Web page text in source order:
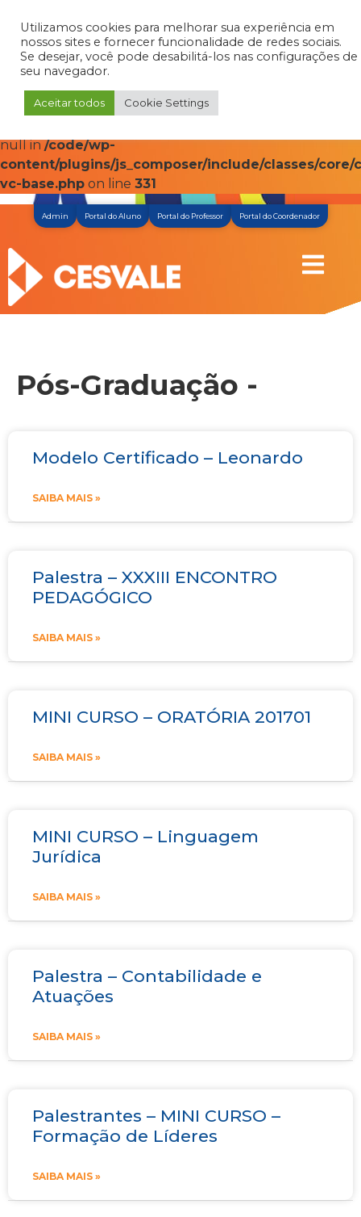
Warning: Attempt to read property "post_content" on
null in/code/wp-
content/plugins/js_composer/include/classes/core/
vc-base.phpon line331
null in/code/wp-
content/plugins/js_composer/include/classes/core/
vc-base.php on line 331
Admin Portal do Aluno Portal do Professor Portal do Coordenador
Pós-Graduação -
Modelo Certificado – Leonardo
SAIBA MAIS »
Palestra – XXXIII ENCONTRO
PEDAGÓGICO
SAIBA MAIS »
MINI CURSO – ORATÓRIA 201701
SAIBA MAIS »
MINI CURSO – Linguagem
Jurídica
SAIBA MAIS »
Palestra – Contabilidade e
Atuações
SAIBA MAIS »
Palestrantes – MINI CURSO –
Formação de Líderes
SAIBA MAIS »
Utilizamos cookies para melhorar sua experiência em
nossos sites e fornecer funcionalidade de redes sociais.
Se desejar, você pode desabilitá-los nas configurações de
seu navegador.
Aceitar todos Cookie Settings